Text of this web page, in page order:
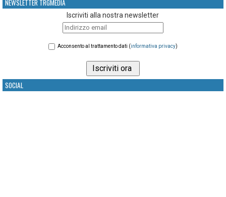
NEWSLETTER TRGMEDIA
Iscriviti alla nostra newsletter
Acconsento al trattamento dati (informativa privacy)
SOCIAL